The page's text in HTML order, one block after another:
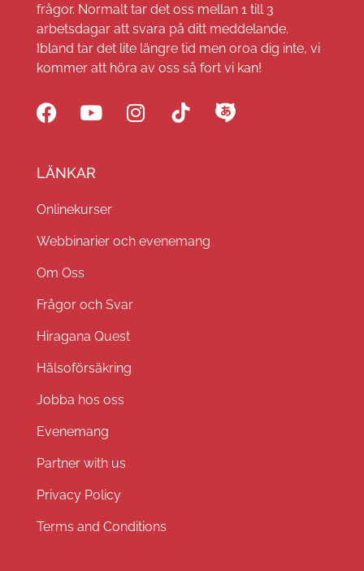
frågor. Normalt tar det oss mellan 1 till 3
arbetsdagar att svara på ditt meddelande.
Ibland tar det lite längre tid men oroa dig inte, vi
kommer att höra av oss så fort vi kan!
LÄNKAR
Onlinekurser
Webbinarier och evenemang
Om Oss
Frågor och Svar
Hiragana Quest
Hälsoförsäkring
Jobba hos oss
Evenemang
Partner with us
Privacy Policy
Terms and Conditions